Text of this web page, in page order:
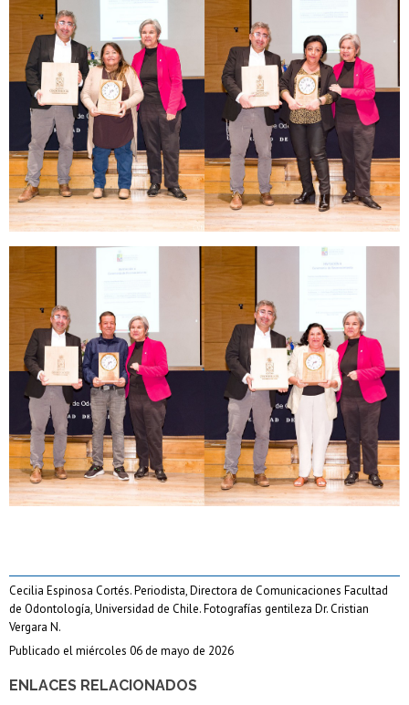
ENLACES RELACIONADOS
Cecilia Espinosa Cortés. Periodista, Directora de Comunicaciones Facultad
de Odontología, Universidad de Chile. Fotografías gentileza Dr. Cristian
Vergara N.
Publicado el miércoles 06 de mayo de 2026